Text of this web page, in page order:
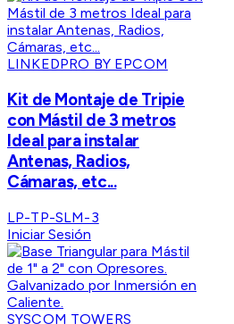
LINKEDPRO BY EPCOM
Kit de Montaje de Tripie
con Mástil de 3 metros
Ideal para instalar
Antenas, Radios,
Cámaras, etc...
LP-TP-SLM-3
Iniciar Sesión
SYSCOM TOWERS